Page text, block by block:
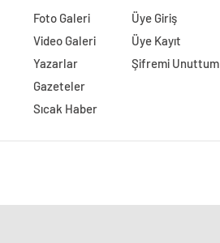
Foto Galeri
Video Galeri
Yazarlar
Gazeteler
Sıcak Haber
Üye Giriş
Üye Kayıt
Şifremi Unuttum